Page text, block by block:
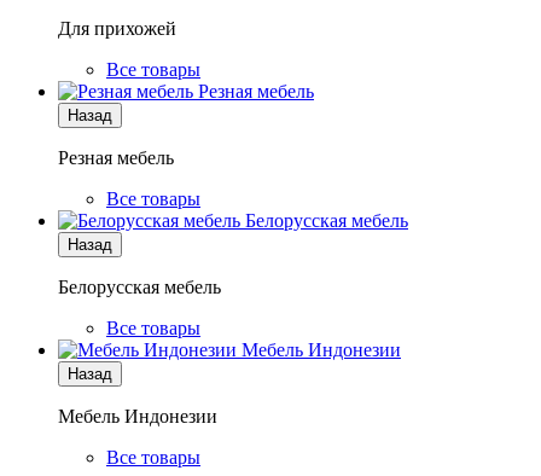
Для прихожей
Все товары
Резная мебель
Назад
Резная мебель
Все товары
Белорусская мебель
Назад
Белорусская мебель
Все товары
Мебель Индонезии
Назад
Мебель Индонезии
Все товары